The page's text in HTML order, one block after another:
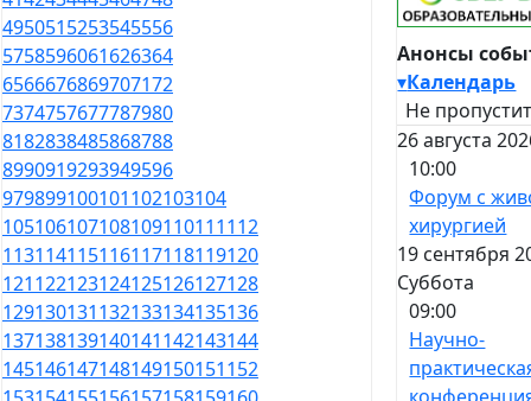
4950515253545556
5758596061626364
6566676869707172
7374757677787980
8182838485868788
8990919293949596
979899100101102103104
105106107108109110111112
113114115116117118119120
121122123124125126127128
129130131132133134135136
137138139140141142143144
145146147148149150151152
Анонсы
▾Календарь
Не
26 августа
10:00
Форум с
хирургией
19 сентября
Суббота
09:00
Научно-